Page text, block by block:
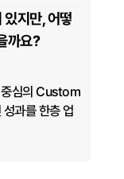
있지만, 어떻
까요?
심의 Custom
과를 한층 업